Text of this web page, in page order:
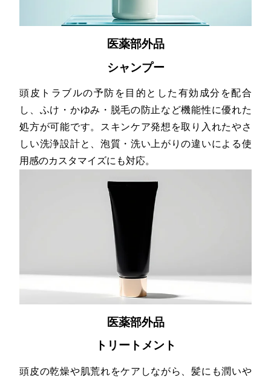
医薬部外品
シャンプー
頭皮トラブルの予防を目的とした有効成分を配合
し、ふけ・かゆみ・脱毛の防止など機能性に優れた
処方が可能です。スキンケア発想を取り入れたやさ
しい洗浄設計と、泡質・洗い上がりの違いによる使
用感のカスタマイズにも対応。
医薬部外品
トリートメント
頭皮の乾燥や肌荒れをケアしながら、髪にも潤いや